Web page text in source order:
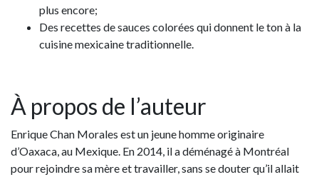
plus encore;
Des recettes de sauces colorées qui donnent le ton à la
cuisine mexicaine traditionnelle.
À propos de l’auteur
Enrique Chan Morales est un jeune homme originaire
d’Oaxaca, au Mexique. En 2014, il a déménagé à Montréal
pour rejoindre sa mère et travailler, sans se douter qu’il allait